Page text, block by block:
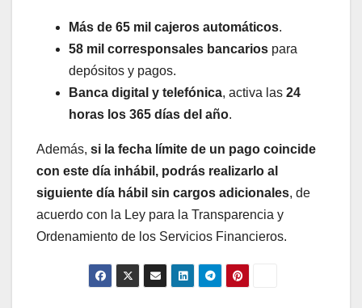
Más de 65 mil cajeros automáticos.
58 mil corresponsales bancarios para
depósitos y pagos.
Banca digital y telefónica, activa las 24
horas los 365 días del año.
Además, si la fecha límite de un pago coincide
con este día inhábil, podrás realizarlo al
siguiente día hábil sin cargos adicionales, de
acuerdo con la Ley para la Transparencia y
Ordenamiento de los Servicios Financieros.